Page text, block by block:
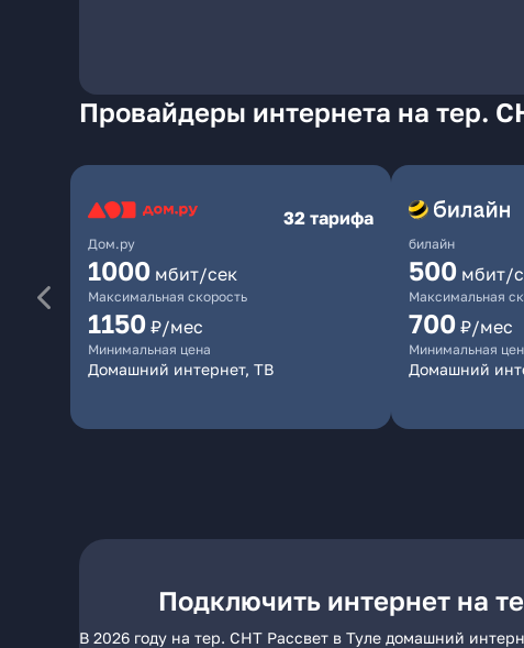
Провайдеры интернета на тер.
Дом.ру
32 тарифа
1000 мбит/сек
Максимальная скорость
1150 ₽/мес
Минимальная цена
Домашний интернет, ТВ
билайн
500 мбит/
Максимальная
700 ₽/мес
Минимальная
Домашний
Подключить интернет на
В 2026 году на тер. СНТ Рассвет в Туле домашний